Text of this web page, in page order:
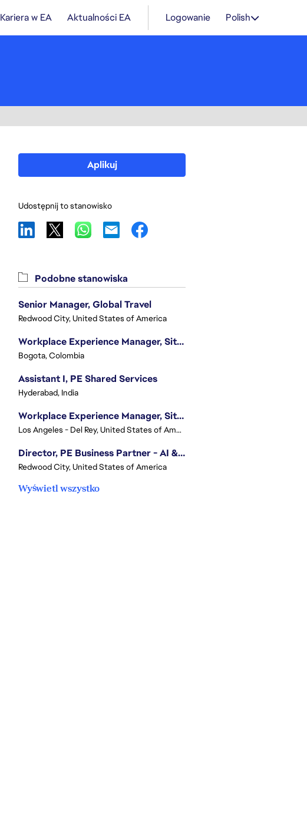
Kariera w EA Aktualności EA Logowanie Polish
Aplikuj
Udostępnij to stanowisko
Podobne stanowiska
Senior Manager, Global Travel
Redwood City, United States of America
Workplace Experience Manager, Site Lead
Bogota, Colombia
Assistant I, PE Shared Services
Hyderabad, India
Workplace Experience Manager, Site Lead
Los Angeles - Del Rey, United States of America
Director, PE Business Partner - AI & UGC
Redwood City, United States of America
Wyświetl wszystko